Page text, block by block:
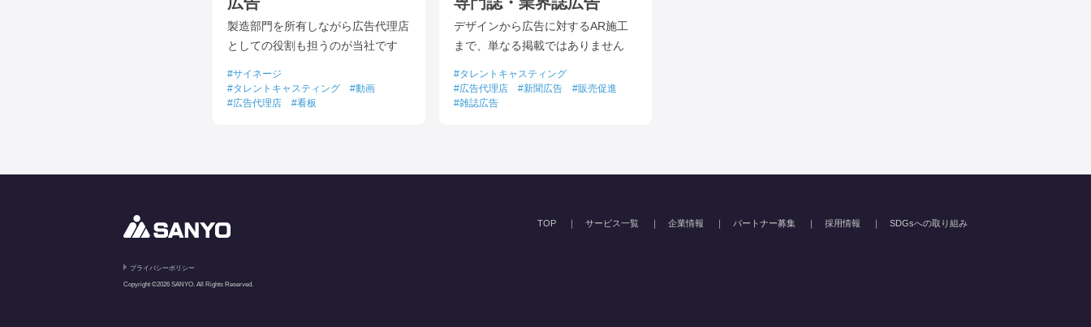
製造部門を所有しながら広告代理店
としての役割も担うのが当社です
サイネージ
タレントキャスティング
動画
広告代理店
看板
デザインから広告に対するAR施工
まで、単なる掲載ではありません
タレントキャスティング
広告代理店
新聞広告
販売促進
雑誌広告
TOP サービス一覧 企業情報 パートナー募集 採用情報 SDGsへの取り組み
プライバシーポリシー
Copyright ©2026 SANYO. All Rights Reserved.